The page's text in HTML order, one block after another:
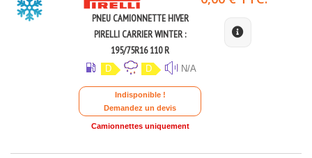
PNEU CAMIONNETTE HIVER
PIRELLI CARRIER WINTER :
195/75R16 110 R
D D N/A
Indisponible !
Demandez un devis
Camionnettes uniquement